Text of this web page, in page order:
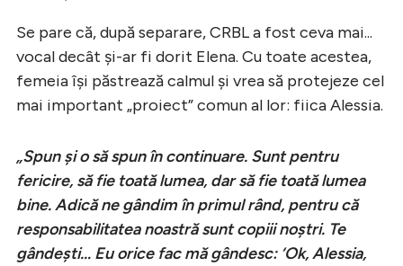
Se pare că, după separare, CRBL a fost ceva mai...
vocal decât și-ar fi dorit Elena. Cu toate acestea,
femeia își păstrează calmul și vrea să protejeze cel
mai important „proiect” comun al lor: fiica Alessia.
„Spun și o să spun în continuare. Sunt pentru
fericire, să fie toată lumea, dar să fie toată lumea
bine. Adică ne gândim în primul rând, pentru că
responsabilitatea noastră sunt copiii noștri. Te
gândești… Eu orice fac mă gândesc: ‘Ok, Alessia,